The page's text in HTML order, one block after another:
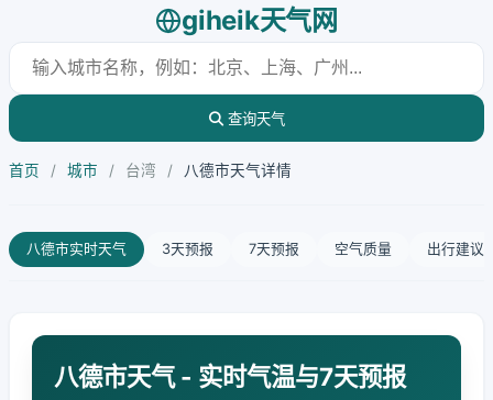
giheik天气网
查询天气
首页 / 城市 / 台湾 / 八德市天气详情
八德市实时天气 3天预报 7天预报 空气质量 出行建议
八德市天气 - 实时气温与7天预报